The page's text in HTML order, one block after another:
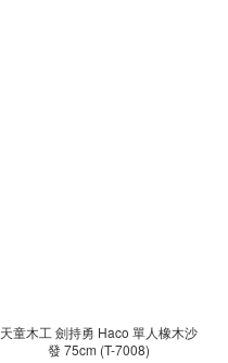
天童木工 劍持勇 Haco 單人橡木沙
發 75cm (T-7008)